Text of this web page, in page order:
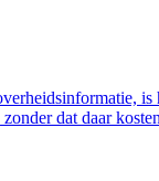
dat daar